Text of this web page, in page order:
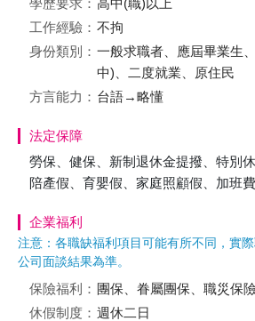
學歷要求： 高中(職)以上
工作經驗： 不拘
身份類別： 一般求職者、應屆畢業生
中)、二度就業、原住民
方言能力： 台語→略懂
法定保障
勞保、健保、新制退休金提撥、特別
陪產假、育嬰假、家庭照顧假、加班費
企業福利
注意：各職缺福利項目可能有所不同，實
公司面談結果為準。
保險福利： 團保、眷屬團保、職災保險
休假制度： 週休二日